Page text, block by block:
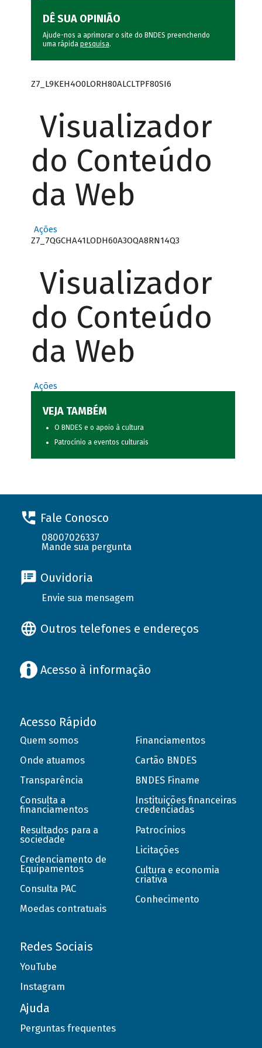
DÊ SUA OPINIÃO
Ajude-nos a aprimorar o site do BNDES preenchendo
uma rápida pesquisa.
Z7_L9KEH4O0LORH80ALCLTPF80SI6
Visualizador
do Conteúdo
da Web
Ações
Z7_7QGCHA41LODH60A3OQA8RN14Q3
Visualizador
do Conteúdo
da Web
Ações
VEJA TAMBÉM
O BNDES e o apoio à cultura
Patrocínio a eventos culturais
Fale Conosco
08007026337
Mande sua pergunta
Ouvidoria
Envie sua mensagem
Outros telefones e endereços
Acesso à informação
Acesso Rápido
Quem somos
Onde atuamos
Transparência
Consulta a
financiamentos
Resultados para a
sociedade
Credenciamento de
Equipamentos
Consulta PAC
Moedas contratuais
Financiamentos
Cartão BNDES
BNDES Finame
Instituições financeiras
credenciadas
Patrocínios
Licitações
Cultura e economia
criativa
Conhecimento
Redes Sociais
YouTube
Instagram
Ajuda
Perguntas frequentes